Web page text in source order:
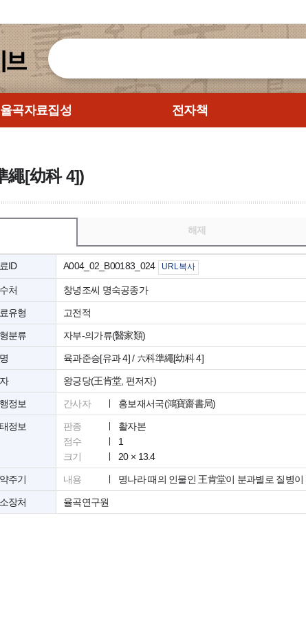
율곡자료집성 전자책
繩[幼科 4])
해제
ID A004_02_B00183_024 URL복사
처 창녕조씨 명숙공종가
유형 고전적
분류 자부-의가류(醫家類)
육과준승[유과 4] / 六科準繩[幼科 4]
왕긍당(王肯堂, 편저자)
정보 간사자 홍보재서국(鴻寶齋書局)
정보 판종
활자본
점수
1
크기
20 × 13.4
주기 내용 명나라 때의 인물인 王肯堂이 분과별로 질병
장처 율곡연구원